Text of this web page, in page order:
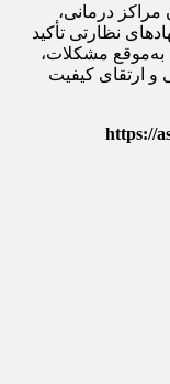
درمانی،
نظارتی تأکید
به‌موقع مشکلات،
و ارتقای کیفیت
https://